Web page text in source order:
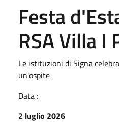
Festa
RSA Villa I
Le istituzioni di Signa
un'ospite
Data :
2 luglio 2026